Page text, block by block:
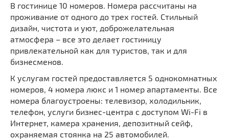
В гостинице 10 номеров. Номера рассчитаны на
проживание от одного до трех гостей. Стильный
дизайн, чистота и уют, доброжелательная
атмосфера – все это делает гостиницу
привлекательной как для туристов, так и для
бизнесменов.
К услугам гостей предоставляется 5 однокомнатных
номеров, 4 номера люкс и 1 номер апартаменты. Все
номера благоустроены: телевизор, холодильник,
телефон, услуги бизнес-центра с доступом Wi-Fi в
Интернет, камера хранения, депозитный сейф,
охраняемая стоянка на 25 автомобилей.